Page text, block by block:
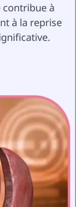
contribue à
à la reprise